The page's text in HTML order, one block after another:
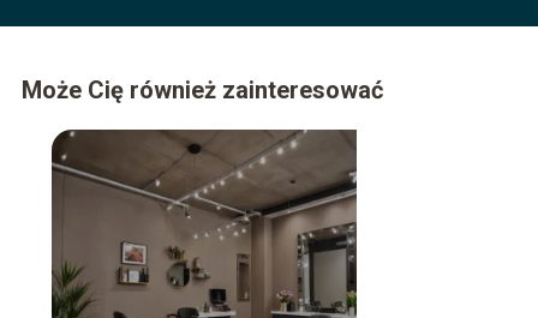
Może Cię również zainteresować